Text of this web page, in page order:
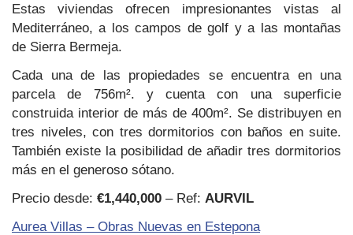
Estas viviendas ofrecen impresionantes vistas al
Mediterráneo, a los campos de golf y a las montañas
de Sierra Bermeja.
Cada una de las propiedades se encuentra en una
parcela de 756m². y cuenta con una superficie
construida interior de más de 400m². Se distribuyen en
tres niveles, con tres dormitorios con baños en suite.
También existe la posibilidad de añadir tres dormitorios
más en el generoso sótano.
Precio desde: €1,440,000 – Ref: AURVIL
Aurea Villas – Obras Nuevas en Estepona